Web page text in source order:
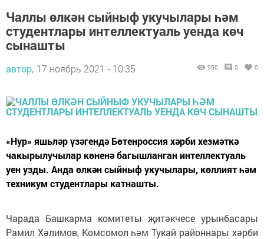
Чаллы өлкән сыйныф укучылары һәм
студентлары интеллектуаль уенда көч
сынашты
автор, 17 ноябрь 2021 - 10:35 950 0 0
«Нур» яшьләр үзәгендә Бөтенроссия хәрби хезмәткә
чакырылучылар көненә багышланган интеллектуаль
уен узды. Анда өлкән сыйныф укучылары, көллият һәм
техникум студентлары катнашты.
Чарада Башкарма комитеты җитәкчесе урынбасары
Рамил Хәлимов, Комсомол һәм Тукай районнары хәрби